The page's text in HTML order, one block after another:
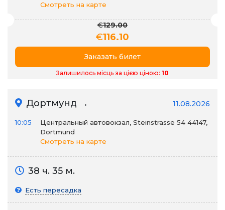
Смотреть на карте
€129.00
€116.10
Заказать билет
Залишилось місць за цією ціною: 10
Дортмунд → 11.08.2026
10:05
Центральный автовокзал, Steinstrasse 54 44147,
Dortmund
Смотреть на карте
38 ч. 35 м.
Есть пересадка